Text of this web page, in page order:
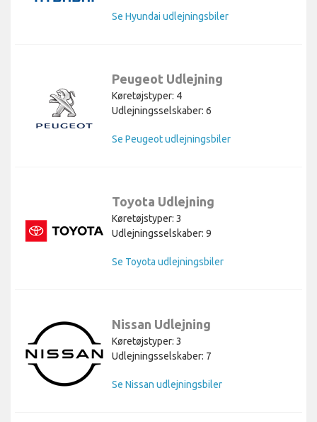
Se Hyundai udlejningsbiler
Peugeot Udlejning
Køretøjstyper: 4
Udlejningsselskaber: 6
Se Peugeot udlejningsbiler
Toyota Udlejning
Køretøjstyper: 3
Udlejningsselskaber: 9
Se Toyota udlejningsbiler
Nissan Udlejning
Køretøjstyper: 3
Udlejningsselskaber: 7
Se Nissan udlejningsbiler